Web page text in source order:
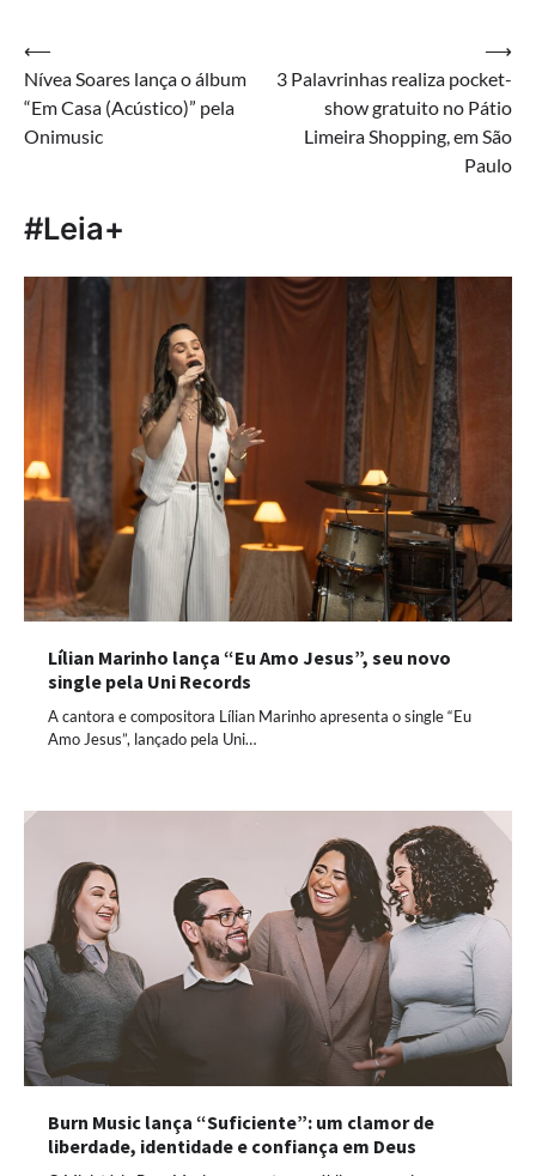
Navegação
de
Post
⟵
Nívea Soares lança o álbum
“Em Casa (Acústico)” pela
Onimusic
3 Palavrinhas realiza pocket-
show gratuito no Pátio
Limeira Shopping, em São
Paulo
⟶
#Leia+
Lílian Marinho lança “Eu Amo Jesus”, seu novo
single pela Uni Records
A cantora e compositora Lílian Marinho apresenta o single “Eu
Amo Jesus”, lançado pela Uni…
Burn Music lança “Suficiente”: um clamor de
liberdade, identidade e confiança em Deus